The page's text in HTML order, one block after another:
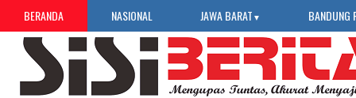
BERANDA NASIONAL JAWA BARAT ▼ BANDUNG